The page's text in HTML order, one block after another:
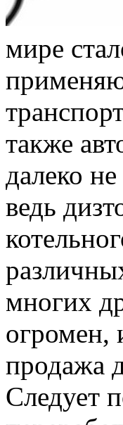
мире
также
далеко
ведь
многих
огромен,
продажа
Следует